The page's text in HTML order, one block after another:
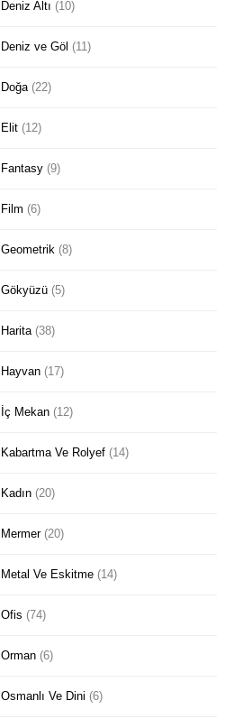
Deniz Altı (10)
Deniz ve Göl (11)
Doğa (22)
Elit (12)
Fantasy (9)
Film (6)
Geometrik (8)
Gökyüzü (5)
Harita (38)
Hayvan (17)
İç Mekan (12)
Kabartma Ve Rolyef (14)
Kadın (20)
Mermer (20)
Metal Ve Eskitme (14)
Ofis (74)
Orman (6)
Osmanlı Ve Dini (6)